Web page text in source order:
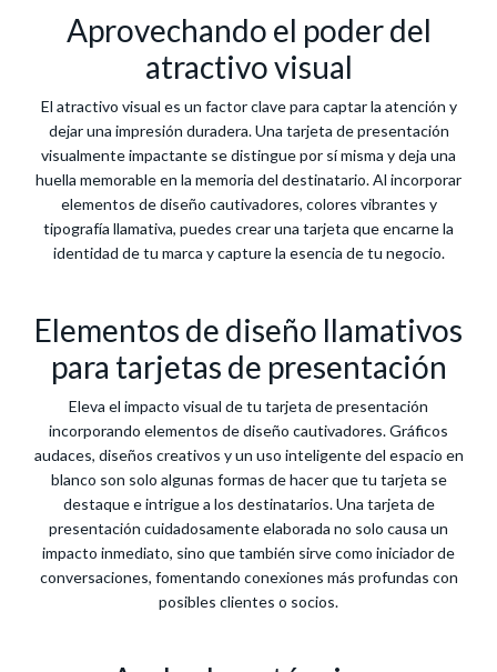
Aprovechando el poder del
atractivo visual
El atractivo visual es un factor clave para captar la atención y
dejar una impresión duradera. Una tarjeta de presentación
visualmente impactante se distingue por sí misma y deja una
huella memorable en la memoria del destinatario. Al incorporar
elementos de diseño cautivadores, colores vibrantes y
tipografía llamativa, puedes crear una tarjeta que encarne la
identidad de tu marca y capture la esencia de tu negocio.
Elementos de diseño llamativos
para tarjetas de presentación
Eleva el impacto visual de tu tarjeta de presentación
incorporando elementos de diseño cautivadores. Gráficos
audaces, diseños creativos y un uso inteligente del espacio en
blanco son solo algunas formas de hacer que tu tarjeta se
destaque e intrigue a los destinatarios. Una tarjeta de
presentación cuidadosamente elaborada no solo causa un
impacto inmediato, sino que también sirve como iniciador de
conversaciones, fomentando conexiones más profundas con
posibles clientes o socios.